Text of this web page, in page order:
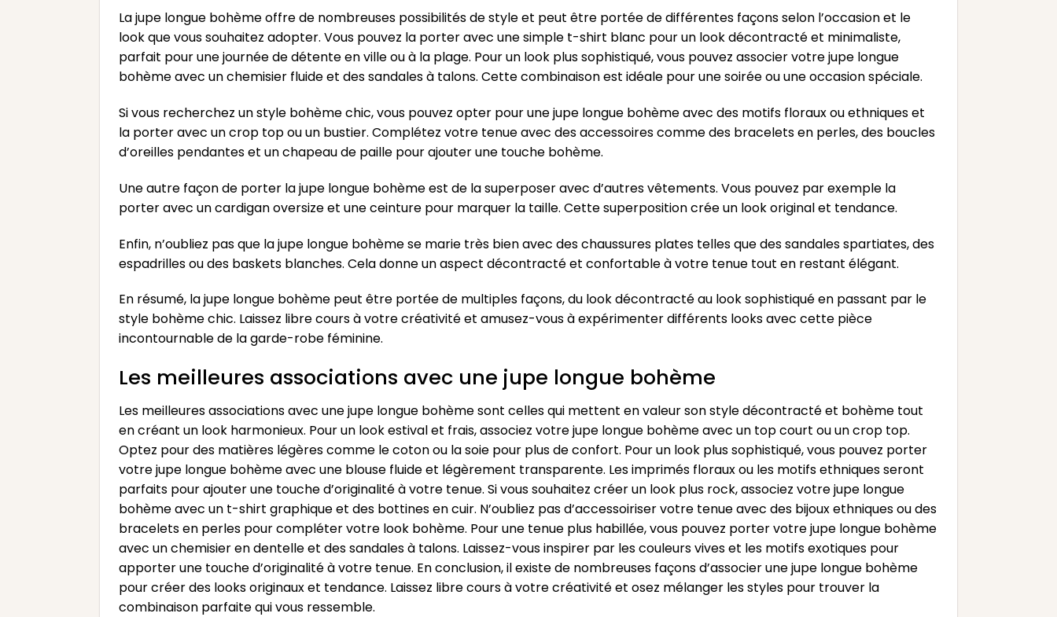
La jupe longue bohème offre de nombreuses possibilités de style et peut être portée de différentes façons selon l’occasion et le
look que vous souhaitez adopter. Vous pouvez la porter avec une simple t-shirt blanc pour un look décontracté et minimaliste,
parfait pour une journée de détente en ville ou à la plage. Pour un look plus sophistiqué, vous pouvez associer votre jupe longue
bohème avec un chemisier fluide et des sandales à talons. Cette combinaison est idéale pour une soirée ou une occasion spéciale.
Si vous recherchez un style bohème chic, vous pouvez opter pour une jupe longue bohème avec des motifs floraux ou ethniques et
la porter avec un crop top ou un bustier. Complétez votre tenue avec des accessoires comme des bracelets en perles, des boucles
d’oreilles pendantes et un chapeau de paille pour ajouter une touche bohème.
Une autre façon de porter la jupe longue bohème est de la superposer avec d’autres vêtements. Vous pouvez par exemple la
porter avec un cardigan oversize et une ceinture pour marquer la taille. Cette superposition crée un look original et tendance.
Enfin, n’oubliez pas que la jupe longue bohème se marie très bien avec des chaussures plates telles que des sandales spartiates, des
espadrilles ou des baskets blanches. Cela donne un aspect décontracté et confortable à votre tenue tout en restant élégant.
En résumé, la jupe longue bohème peut être portée de multiples façons, du look décontracté au look sophistiqué en passant par le
style bohème chic. Laissez libre cours à votre créativité et amusez-vous à expérimenter différents looks avec cette pièce
incontournable de la garde-robe féminine.
Les meilleures associations avec une jupe longue bohème
Les meilleures associations avec une jupe longue bohème sont celles qui mettent en valeur son style décontracté et bohème tout
en créant un look harmonieux. Pour un look estival et frais, associez votre jupe longue bohème avec un top court ou un crop top.
Optez pour des matières légères comme le coton ou la soie pour plus de confort. Pour un look plus sophistiqué, vous pouvez porter
votre jupe longue bohème avec une blouse fluide et légèrement transparente. Les imprimés floraux ou les motifs ethniques seront
parfaits pour ajouter une touche d’originalité à votre tenue. Si vous souhaitez créer un look plus rock, associez votre jupe longue
bohème avec un t-shirt graphique et des bottines en cuir. N’oubliez pas d’accessoiriser votre tenue avec des bijoux ethniques ou des
bracelets en perles pour compléter votre look bohème. Pour une tenue plus habillée, vous pouvez porter votre jupe longue bohème
avec un chemisier en dentelle et des sandales à talons. Laissez-vous inspirer par les couleurs vives et les motifs exotiques pour
apporter une touche d’originalité à votre tenue. En conclusion, il existe de nombreuses façons d’associer une jupe longue bohème
pour créer des looks originaux et tendance. Laissez libre cours à votre créativité et osez mélanger les styles pour trouver la
combinaison parfaite qui vous ressemble.